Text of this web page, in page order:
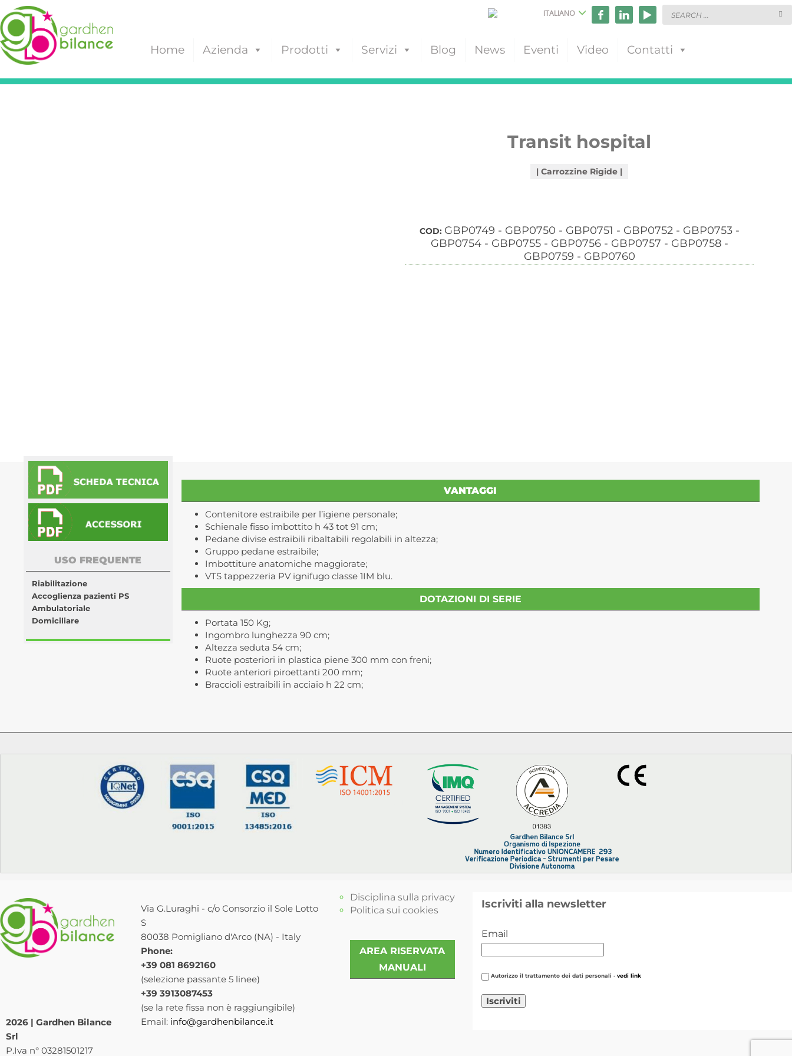
ITALIANO
Home Azienda Prodotti Servizi Blog News Eventi Video Contatti
Transit hospital
Carrozzine Rigide
COD: GBP0749 - GBP0750 - GBP0751 - GBP0752 - GBP0753 -
GBP0754 - GBP0755 - GBP0756 - GBP0757 - GBP0758 -
GBP0759 - GBP0760
USO FREQUENTE
Riabilitazione
Accoglienza pazienti PS
Ambulatoriale
Domiciliare
VANTAGGI
Contenitore estraibile per l’igiene personale;
Schienale fisso imbottito h 43 tot 91 cm;
Pedane divise estraibili ribaltabili regolabili in altezza;
Gruppo pedane estraibile;
Imbottiture anatomiche maggiorate;
VTS tappezzeria PV ignifugo classe 1IM blu.
DOTAZIONI DI SERIE
Portata 150 Kg;
Ingombro lunghezza 90 cm;
Altezza seduta 54 cm;
Ruote posteriori in plastica piene 300 mm con freni;
Ruote anteriori piroettanti 200 mm;
Braccioli estraibili in acciaio h 22 cm;
2026 | Gardhen Bilance
Srl
P.Iva n° 03281501217
Via G.Luraghi - c/o Consorzio il Sole Lotto
S
80038 Pomigliano d'Arco (NA) - Italy
Phone:
+39 081 8692160
(selezione passante 5 linee)
+39 3913087453
(se la rete fissa non è raggiungibile)
Email: info@gardhenbilance.it
Disciplina sulla privacy
Politica sui cookies
AREA RISERVATA
MANUALI
Iscriviti alla newsletter
Email
Autorizzo il trattamento dei dati personali - vedi link